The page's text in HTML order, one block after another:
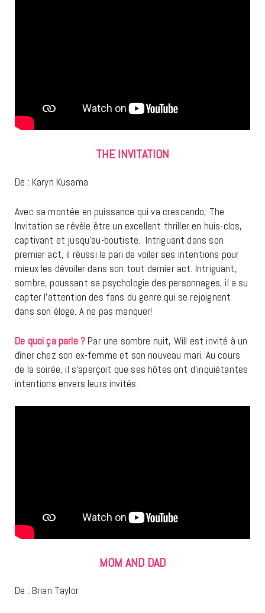
THE INVITATION
De : Karyn Kusama
Avec sa montée en puissance qui va crescendo, The
Invitation se révèle être un excellent thriller en huis-clos,
captivant et jusqu’au-boutiste. Intriguant dans son
premier act, il réussi le pari de voiler ses intentions pour
mieux les dévoiler dans son tout dernier act. Intriguant,
sombre, poussant sa psychologie des personnages, il a su
capter l’attention des fans du genre qui se rejoignent
dans son éloge. A ne pas manquer!
De quoi ça parle ? Par une sombre nuit, Will est invité à un
dîner chez son ex-femme et son nouveau mari. Au cours
de la soirée, il s’aperçoit que ses hôtes ont d’inquiétantes
intentions envers leurs invités.
MOM AND DAD
De : Brian Taylor